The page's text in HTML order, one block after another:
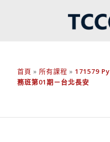
首頁 » 所有課程 » 171579
務班第01期－台北長安